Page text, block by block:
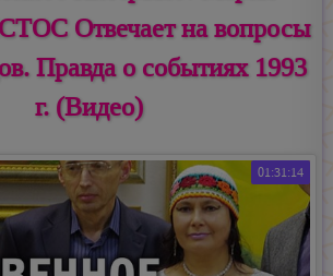
Отвечает на вопросы
Правда о событиях 1993
г. (Видео)
01:31:14